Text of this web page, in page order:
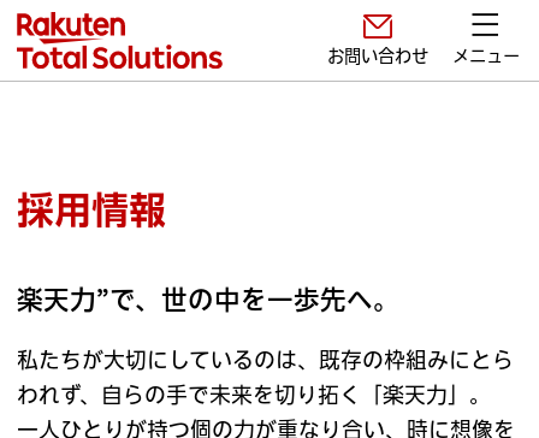
お問い合わせ メニュー
採用情報
楽天力”で、世の中を一歩先へ。
私たちが大切にしているのは、既存の枠組みにとら
われず、自らの手で未来を切り拓く「楽天力」。
一人ひとりが持つ個の力が重なり合い、時に想像を